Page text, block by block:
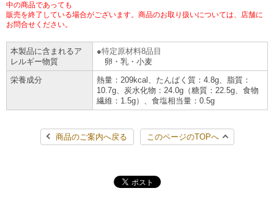
チケット
プリペイドサービス
行政サービス
各種料金のお支払い
スマホプリペイド
レジでApple Accountにチャージ
オンラインフォトサービス
CNプレイガイド
JTB
国内店舗数
売上高、店舗数推移
セブン‐イレブンの海外事業
データで見るセブン‐イレブン
4VISIONS
サステナビリティニュース
サステナビリティレポート
報告書ライブラリー
Language
English (Corporate)
English (Services)
中文[繁體字](服務)
ภาษาไทย(บริการ)
中の商品であっても
販売を終了している場合がございます。商品のお取り扱いについては、店舗に
お問合せください。
本製品に含まれるア
レルギー物質
特定原材料8品目
卵・乳・小麦
栄養成分
熱量：209kcal、たんぱく質：4.8g、脂質：
10.7g、炭水化物：24.0g（糖質：22.5g、食物
繊維：1.5g）、食塩相当量：0.5g
商品のご案内へ戻る このページのTOPへ